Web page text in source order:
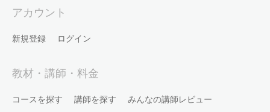
アカウント
新規登録 ログイン
教材・講師・料金
コースを探す 講師を探す
みんなの講師レビュー